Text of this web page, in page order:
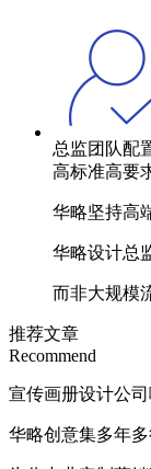
总监团队配
高标准高要
华略坚持高
华略设计总
而非大规模
推荐文章
Recommend
宣传画册设计公司
华略创意集多年